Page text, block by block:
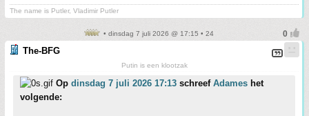
The name is Putler, Vladimir Putler
• dinsdag 7 juli 2026 @ 17:15 • 24
The-BFG
Putin is een klootzak
Op dinsdag 7 juli 2026 17:13 schreef Adames het
volgende: